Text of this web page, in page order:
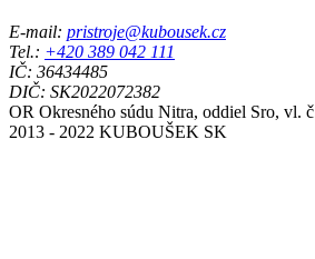
E-mail: pristroje@kubousek.cz
Tel.: +420 389 042 111
IČ: 36434485
DIČ: SK2022072382
OR Okresného súdu Nitra, oddiel Sro, vl.
2013 - 2022 KUBOUŠEK SK